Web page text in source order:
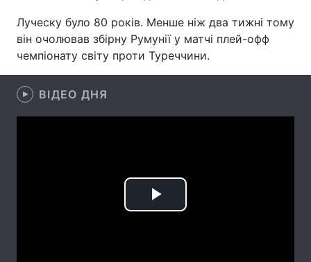
Інциденти
Здоров'я Туризм
Цікавинки Погода
Статті
Думки
Луческу було 80 років. Менше ніж два тижні тому
він очолював збірну Румунії у матчі плей-офф
чемпіонату світу проти Туреччини.
ВІДЕО ДНЯ
Play